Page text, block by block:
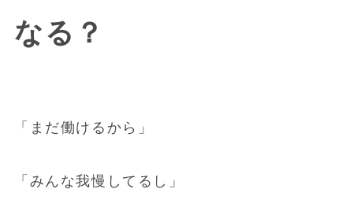
なる？
「まだ働けるから」
「みんな我慢してるし」